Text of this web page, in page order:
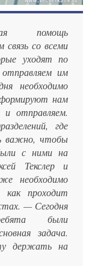
помощь
со всеми
уходят по
им
необходимо
нам
отправляем.
где
важно, чтобы
с ними на
Текслер и
необходимо
как проходит
— Сегодня
были
задача.
держать на